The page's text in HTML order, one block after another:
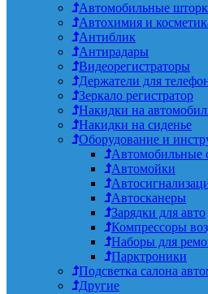
Автомобильные
Автохимия и
Антиблик
Антирадары
Видеорегистраторы
Держатели для
Зеркало регистратор
Накидки на
Накидки на сиденье
Оборудование и
Автомобильные
Автомойки
Автосканеры
Зарядки для авто
Компрессоры
Наборы для
Парктроники
Подсветка салона
Другие